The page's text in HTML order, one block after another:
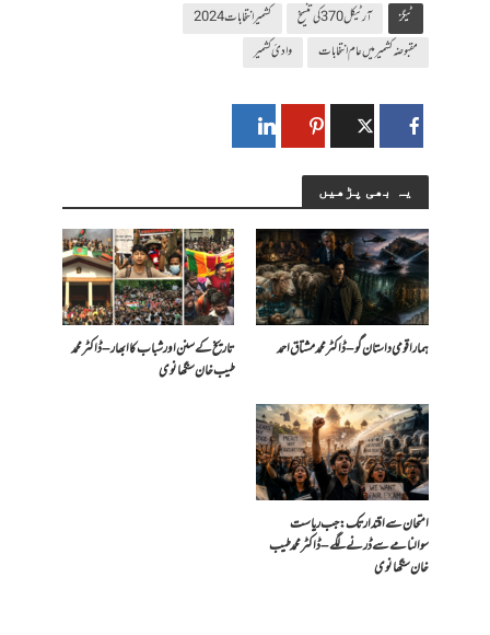
ٹیگز آرٹیکل 370 کی تنسیخ
کشمیر انتخابات 2024
مقبوضہ کشمیر میں عام انتخابات
وادئ کشمیر
یہ بھی پڑھیں
ہمارا قومی داستان گو – ڈاکٹر محمد مشتاق احمد
تاریخ کے سنن اور شباب کا ابھار – ڈاکٹر محمد
طیب خان سنگھانوی
امتحان سے اقتدار تک: جب ریاست
سوالنامے سے ڈرنے لگے – ڈاکٹر محمد طیب
خان سنگھانوی